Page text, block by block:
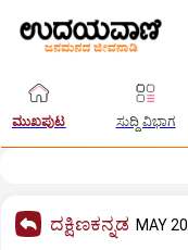
ಮುಖಪುಟ ಸುದ್ದಿ ವಿಭಾಗ
ದಕ್ಷಿಣಕನ್ನಡ MAY